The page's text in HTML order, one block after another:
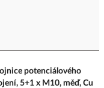
potenciálového
5+1 x M10, měď, Cu